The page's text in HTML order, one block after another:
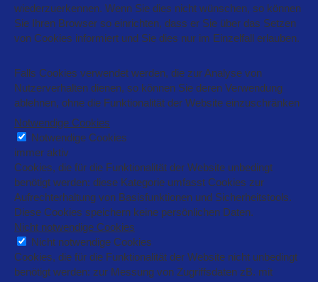
wiederzuerkennen. Wenn Sie dies nicht wünschen, so können
Sie Ihren Browser so einrichten, dass er Sie über das Setzen
von Cookies informiert und Sie dies nur im Einzelfall erlauben.
Falls Cookies verwendet werden, die zur Analyse von
Nutzerverhalten dienen, so können Sie deren Verwendung
ablehnen, ohne die Funktionalität der Website einzuschränken
Notwendige Cookies
Notwendige Cookies
immer aktiv
Cookies, die für die Funktionalität der Website unbedingt
benötigt werden: diese Kategorie umfasst Cookies zur
Aufrechterhaltung von Basisfunktionen und Sicherheitstools.
Diese Cookies speichern keine persönlichen Daten.
Nicht notwendige Cookies
Nicht notwendige Cookies
Cookies, die für die Funktionalität der Website nicht unbedingt
benötigt werden: zur Messung von Zugriffsdaten zB. mit